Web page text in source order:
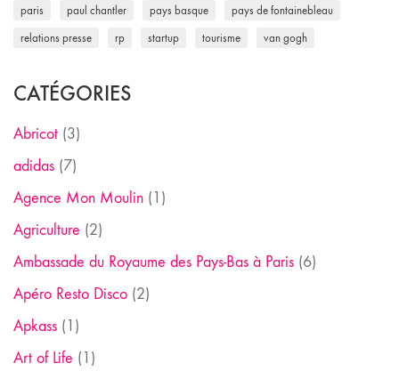
paris paul chantler pays basque pays de fontainebleau
relations presse rp startup tourisme van gogh
CATÉGORIES
Abricot (3)
adidas (7)
Agence Mon Moulin (1)
Agriculture (2)
Ambassade du Royaume des Pays-Bas à Paris (6)
Apéro Resto Disco (2)
Apkass (1)
Art of Life (1)